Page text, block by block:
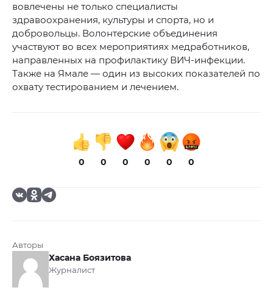
вовлечены не только специалисты
здравоохранения, культуры и спорта, но и
добровольцы. Волонтерские объединения
участвуют во всех мероприятиях медработников,
направленных на профилактику ВИЧ-инфекции.
Также на Ямале — один из высоких показателей по
охвату тестированием и лечением.
0 0 0 0 0 0
Авторы
Хасана Боязитова
Журналист